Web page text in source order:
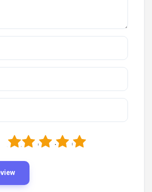
5
4
3
2